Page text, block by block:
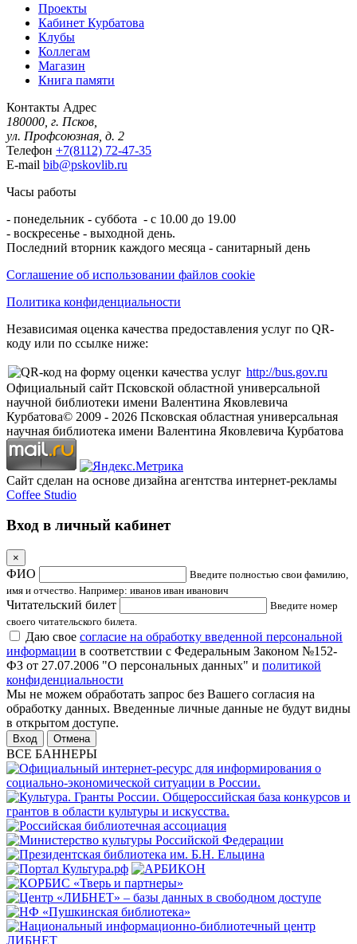
Проекты
Кабинет Курбатова
Клубы
Коллегам
Магазин
Книга памяти
Контакты Адрес
180000, г. Псков,
ул. Профсоюзная, д. 2
Телефон +7(8112) 72-47-35
E-mail bib@pskovlib.ru
Часы работы
- понедельник - суббота - с 10.00 до 19.00
- воскресенье - выходной день.
Последний вторник каждого месяца - санитарный день
Соглашение об использовании файлов cookie
Политика конфиденциальности
Независимая оценка качества предоставления услуг по QR-
коду или по ссылке ниже:
http://bus.gov.ru
Официальный сайт Псковской областной универсальной
научной библиотеки имени Валентина Яковлевича
Курбатова© 2009 - 2026 Псковская областная универсальная
научная библиотека имени Валентина Яковлевича Курбатова
Сайт сделан на основе дизайна агентства интернет-рекламы
Coffee Studio
Вход в личный кабинет
×
ФИО
Введите полностью свои фамилию,
имя и отчество. Например: иванов иван иванович
Читательский билет
Введите номер
своего читательского билета.
Даю свое согласие на обработку введенной персональной
информации в соответствии с Федеральным Законом №152-
ФЗ от 27.07.2006 "О персональных данных" и политикой
конфиденциальности
Мы не можем обработать запрос без Вашего согласия на
обработку данных. Введенные личные данные не будут видны
в открытом доступе.
Отмена
ВСЕ БАННЕРЫ